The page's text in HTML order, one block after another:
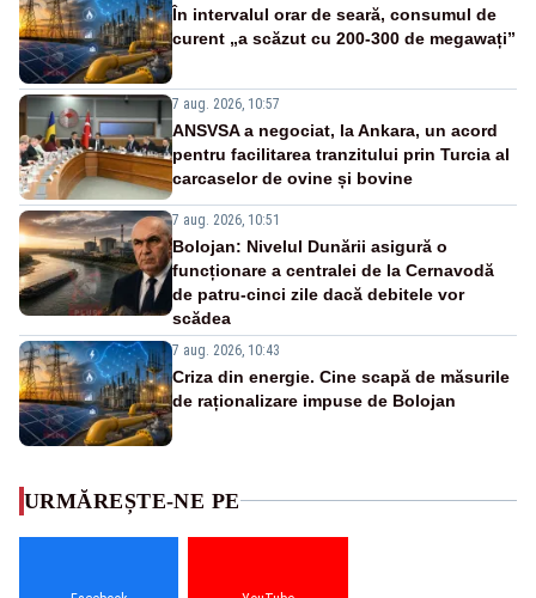
În intervalul orar de seară, consumul de
curent „a scăzut cu 200-300 de megawați”
7 aug. 2026, 10:57
ANSVSA a negociat, la Ankara, un acord
pentru facilitarea tranzitului prin Turcia al
carcaselor de ovine și bovine
7 aug. 2026, 10:51
Bolojan: Nivelul Dunării asigură o
funcționare a centralei de la Cernavodă
de patru-cinci zile dacă debitele vor
scădea
7 aug. 2026, 10:43
Criza din energie. Cine scapă de măsurile
de raționalizare impuse de Bolojan
URMĂREȘTE-NE PE